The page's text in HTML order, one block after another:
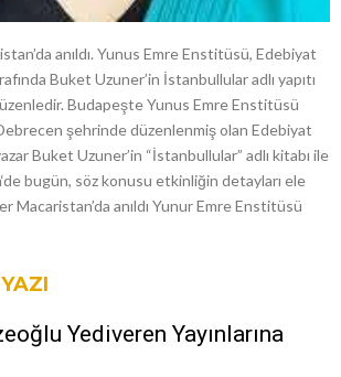
anıldı. Yunus Emre Enstitüsü, Edebiyat
Buket Uzuner’in İstanbullular adlı yapıtı
Budapeşte Yunus Emre Enstitüsü
şehrinde düzenlenmiş olan Edebiyat
Buket Uzuner’in “İstanbullular” adlı kitabı ile
bugün, söz konusu etkinliğin detayları ele
Macaristan’da anıldı Yunur Emre Enstitüsü
Yediveren Yayınlarına